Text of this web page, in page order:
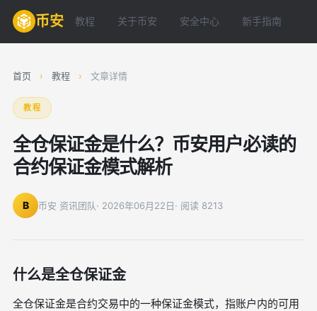
币安 教程 关于币安 安全中心 新手指南
首页 › 教程 › 文章详情
教程
全仓保证金是什么？币安用户必读的
合约保证金模式解析
B 币安 资讯团队· 2026年06月22日· 阅读 8213
什么是全仓保证金
全仓保证金是合约交易中的一种保证金模式，指账户内的可用